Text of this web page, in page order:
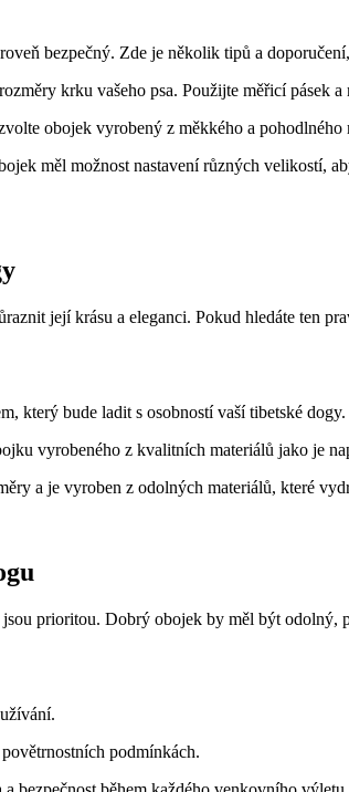
bezpečný. Zde je několik tipů a
krku vašeho psa. Použijte měřicí pásek
obojek vyrobený z měkkého a
měl možnost nastavení různých velikostí,
její krásu a eleganci. Pokud hledáte ten
který bude ladit s osobností vaší tibetské dogy.
vyrobeného z kvalitních materiálů jako je
a je vyroben z odolných materiálů, které
prioritou. Dobrý obojek by měl být
podmínkách.